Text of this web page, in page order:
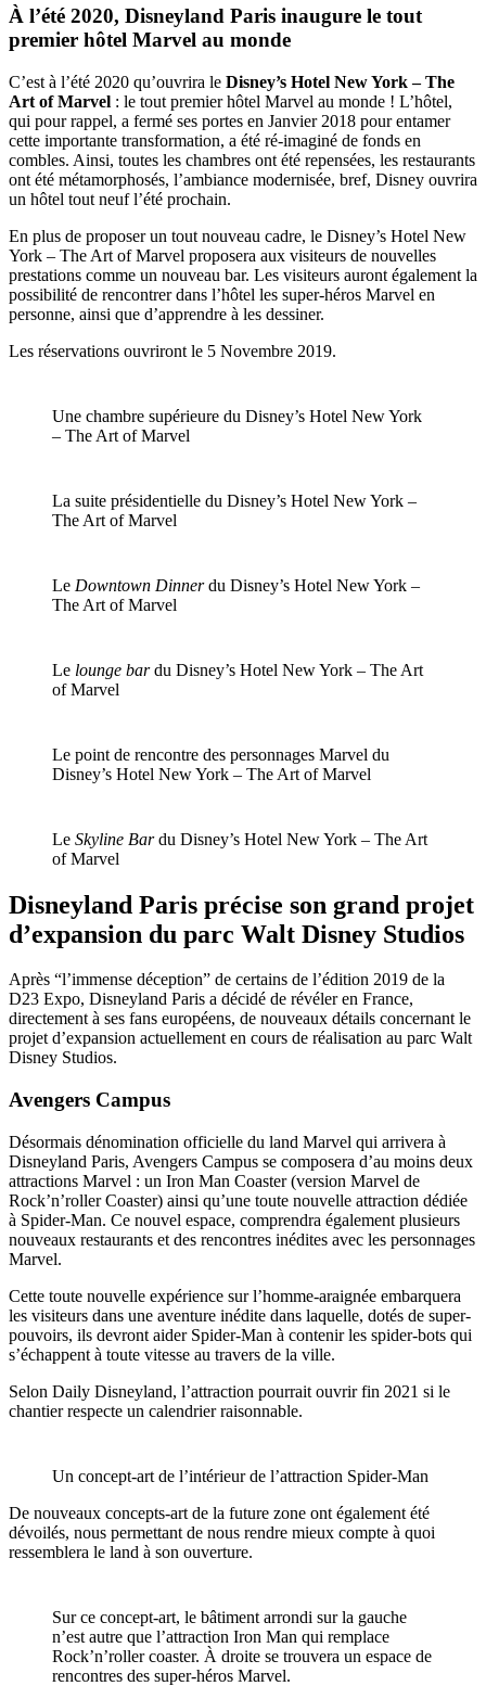
À l’été 2020, Disneyland Paris inaugure le tout
premier hôtel Marvel au monde
C’est à l’été 2020 qu’ouvrira le Disney’s Hotel New York – The
Art of Marvel : le tout premier hôtel Marvel au monde ! L’hôtel,
qui pour rappel, a fermé ses portes en Janvier 2018 pour entamer
cette importante transformation, a été ré-imaginé de fonds en
combles. Ainsi, toutes les chambres ont été repensées, les restaurants
ont été métamorphosés, l’ambiance modernisée, bref, Disney ouvrira
un hôtel tout neuf l’été prochain.
En plus de proposer un tout nouveau cadre, le Disney’s Hotel New
York – The Art of Marvel proposera aux visiteurs de nouvelles
prestations comme un nouveau bar. Les visiteurs auront également la
possibilité de rencontrer dans l’hôtel les super-héros Marvel en
personne, ainsi que d’apprendre à les dessiner.
Les réservations ouvriront le 5 Novembre 2019.
Une chambre supérieure du Disney’s Hotel New York
– The Art of Marvel
La suite présidentielle du Disney’s Hotel New York –
The Art of Marvel
Le Downtown Dinnerdu Disney’s Hotel New York –
The Art of Marvel
Le lounge bardu Disney’s Hotel New York – The Art
of Marvel
Le point de rencontre des personnages Marvel du
Disney’s Hotel New York – The Art of Marvel
Le Skyline Bardu Disney’s Hotel New York – The Art
of Marvel
Disneyland Paris précise son grand projet
d’expansion du parc Walt Disney Studios
Après “l’immense déception” de certains de l’édition 2019 de la
D23 Expo, Disneyland Paris a décidé de révéler en France,
directement à ses fans européens, de nouveaux détails concernant le
projet d’expansion actuellement en cours de réalisation au parc Walt
Disney Studios.
Avengers Campus
Désormais dénomination officielle du land Marvel qui arrivera à
Disneyland Paris, Avengers Campus se composera d’au moins deux
attractions Marvel : un Iron Man Coaster (version Marvel de
Rock’n’roller Coaster) ainsi qu’une toute nouvelle attraction dédiée
à Spider-Man. Ce nouvel espace, comprendra également plusieurs
nouveaux restaurants et des rencontres inédites avec les personnages
Marvel.
Cette toute nouvelle expérience sur l’homme-araignée embarquera
les visiteurs dans une aventure inédite dans laquelle, dotés de super-
pouvoirs, ils devront aider Spider-Man à contenir les spider-bots qui
s’échappent à toute vitesse au travers de la ville.
Selon Daily Disneyland, l’attraction pourrait ouvrir fin 2021 si le
chantier respecte un calendrier raisonnable.
Un concept-art de l’intérieur de l’attraction Spider-Man
De nouveaux concepts-art de la future zone ont également été
dévoilés, nous permettant de nous rendre mieux compte à quoi
ressemblera le land à son ouverture.
Sur ce concept-art, le bâtiment arrondi sur la gauche
n’est autre que l’attraction Iron Man qui remplace
Rock’n’roller coaster. À droite se trouvera un espace de
rencontres des super-héros Marvel.